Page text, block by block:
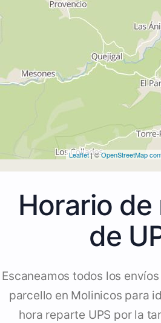
Leaflet| ©OpenStreetMap
Horario
de
Escaneamos todos los
parcello en Molinicos para
hora reparte UPS por la